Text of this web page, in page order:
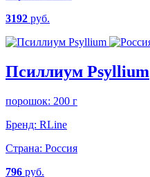
3192 руб.
Псиллиум Psyllium
порошок: 200 г
Бренд: RLine
Страна: Россия
796 руб.